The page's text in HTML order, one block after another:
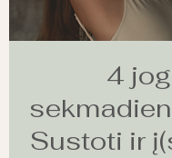
4
Sustoti ir